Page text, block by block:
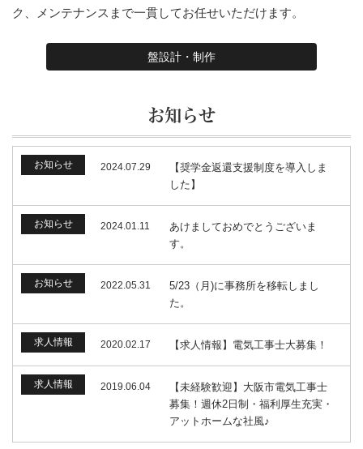
ク、メンテナンスまで一貫してお任せいただけます。
盤設計・制作
お知らせ
お知らせ 2024.07.29
【奨学金返還支援制度を導入しま
した】
お知らせ 2024.01.11
あけましておめでとうございま
す。
お知らせ 2022.05.31
5/23（月)に事務所を移転しまし
た。
求人情報 2020.02.17 【求人情報】電気工事士大募集！
求人情報 2019.06.04
【未経験歓迎】大阪市電気工事士
募集！週休2日制・福利厚生充実・
アットホームな社風♪